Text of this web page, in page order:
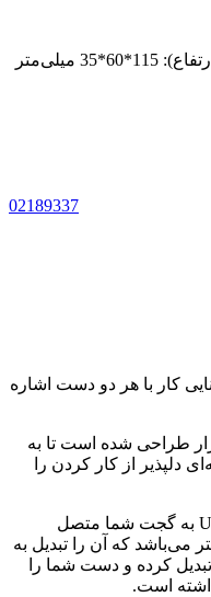
115*60*35 میلی‌متر
02189337
کار با هر دو دست اشاره
طراحی شده است تا به
دلپذیر از کار کردن را
ماوس بیاند BM-100 از طریق کابل USB به گجت شما متصل
و طول کابل آن در حدود ۱.۳ متر می‌باشد که آن را تبدیل به
کرده و دست شما را
است.